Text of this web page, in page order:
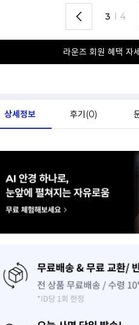
3 I 4
라운즈 회원 혜택 자
상세정보 후기(0)